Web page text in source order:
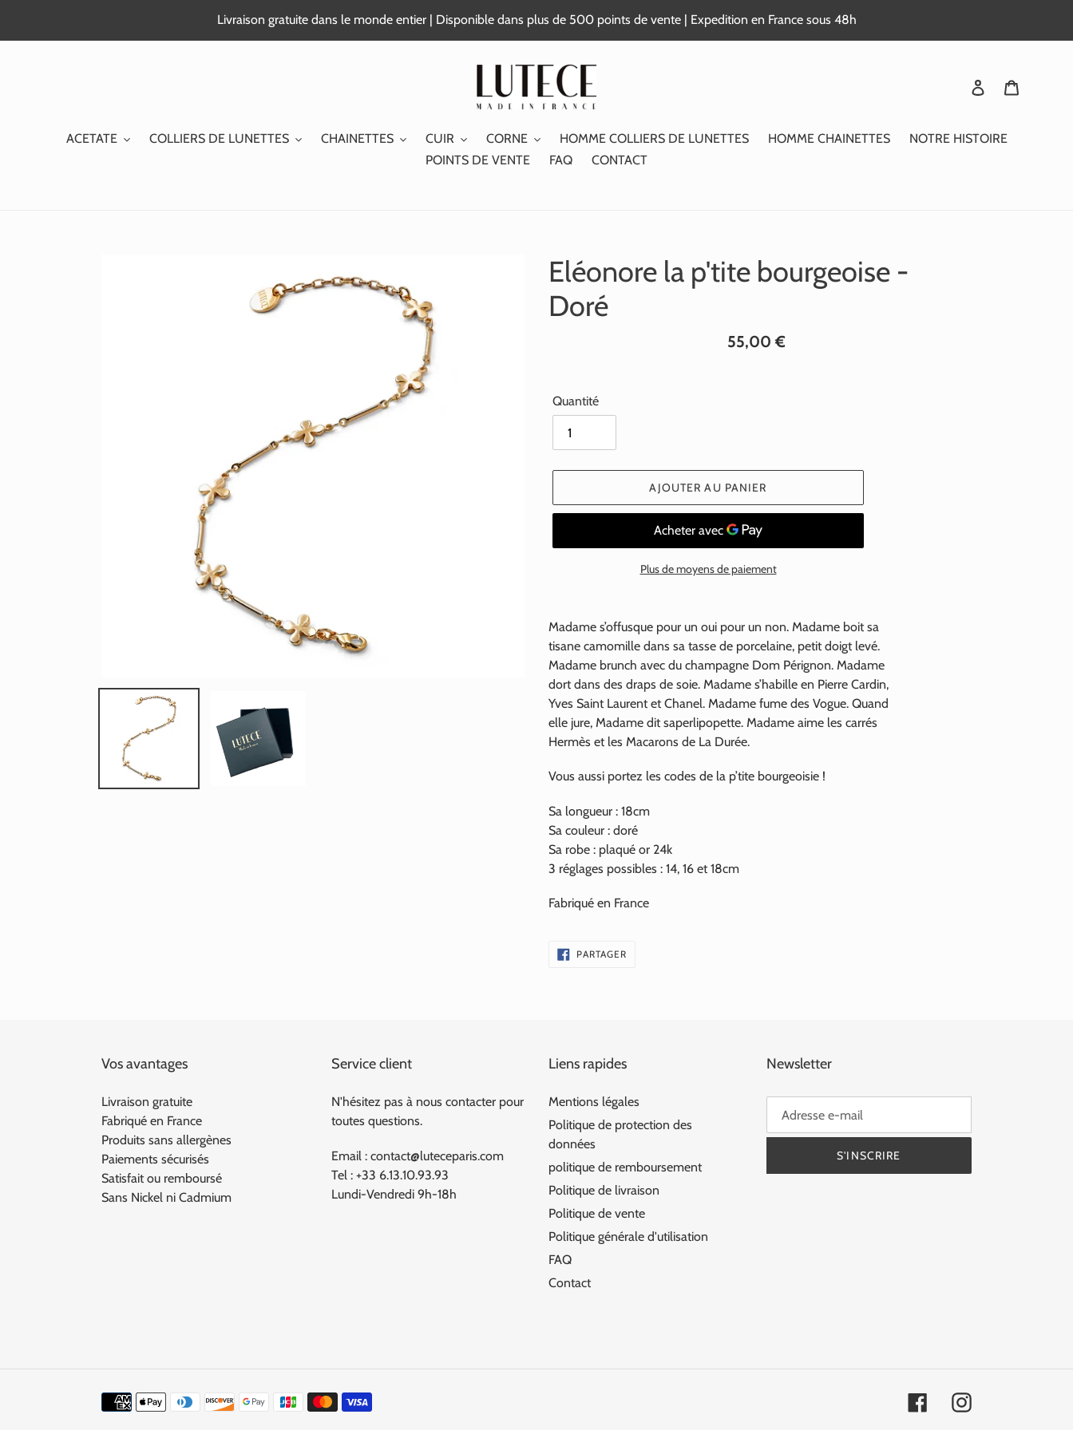
Livraison gratuite dans le monde entier | Disponible dans plus de 500 points de vente | Expedition en France sous 48h
Se connecter
ACETATE COLLIERS DE LUNETTES CHAINETTES CUIR CORNE HOMME COLLIERS DE LUNETTES HOMME CHAINETTES
NOTRE HISTOIRE
POINTS DE VENTE
FAQ CONTACT
Eléonore la p'tite bourgeoise -
Doré
Prix
55,00 €
Quantité
AJOUTER AU PANIER
Plus de moyens de paiement
d'un
produit
à
votre
panier
Madame s’offusque pour un oui pour un non. Madame boit sa
tisane camomille dans sa tasse de porcelaine, petit doigt levé.
Madame brunch avec du champagne Dom Pérignon. Madame
dort dans des draps de soie. Madame s’habille en Pierre Cardin,
Yves Saint Laurent et Chanel. Madame fume des Vogue. Quand
elle jure, Madame dit saperlipopette. Madame aime les carrés
Hermès et les Macarons de La Durée.
Vous aussi portez les codes de la p’tite bourgeoisie !
Sa longueur : 18cm
Sa couleur : doré
Sa robe : plaqué or 24k
3 réglages possibles : 14, 16 et 18cm
Fabriqué en France
PARTAGERPARTAGER
SUR
Vos avantages
Livraison gratuite
Fabriqué en France
Produits sans allergènes
Paiements sécurisés
Satisfait ou remboursé
Sans Nickel ni Cadmium
Service client
N'hésitez pas à nous contacter pour
toutes questions.
Email : contact@luteceparis.com
Tel : +33 6.13.10.93.93
Lundi-Vendredi 9h-18h
Liens rapides
Mentions légales
Politique de protection des
données
politique de remboursement
Politique de livraison
Politique de vente
Politique générale d'utilisation
FAQ
Contact
Newsletter
S'INSCRIRE
Moyens
FacebookInstagram